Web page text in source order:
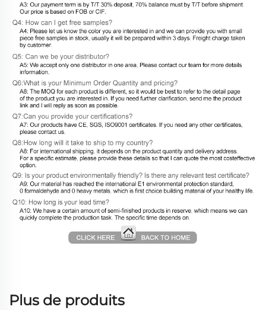
Plus de produits